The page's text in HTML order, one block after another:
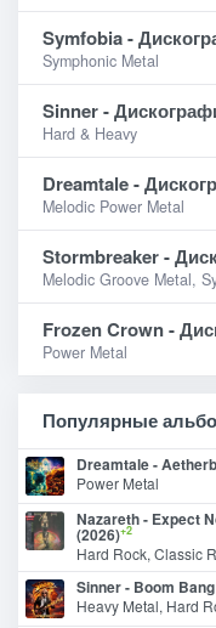
Symfobia -
Symphonic Metal
Sinner -
Hard & Heavy
Dreamtale -
Melodic Power Metal
Stormbreaker -
Melodic Groove Metal,
Frozen Crown -
Power Metal
Популярные
Dreamtale -
Power Metal
Nazareth - Expect
(2026)+2
Hard Rock, Classic
Sinner - Boom
Heavy Metal, Hard